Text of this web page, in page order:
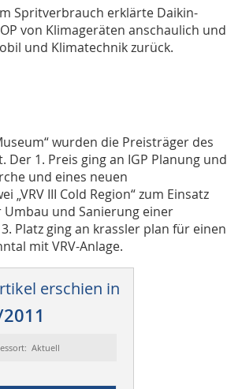
Spritverbrauch erklärte Daikin-
von Klimageräten anschaulich und
und Klimatechnik zurück.
wurden die Preisträger des
1. Preis ging an IGP Planung und
und eines neuen
III Cold Region“ zum Einsatz
Umbau und Sanierung einer
Platz ging an krassler plan für einen
mit VRV-Anlage.
erschien in
Aktuell